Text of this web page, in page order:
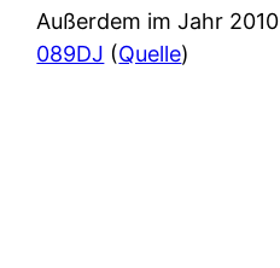
Außerdem im Jahr 2010
089DJ (Quelle)